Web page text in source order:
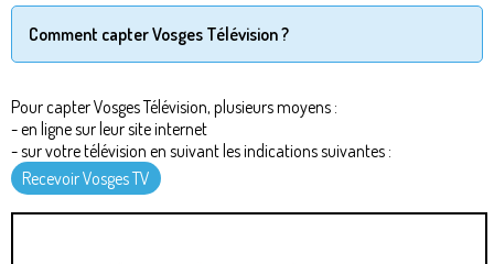
Comment capter Vosges Télévision ?
Pour capter Vosges Télévision, plusieurs moyens :
- en ligne sur leur site internet
- sur votre télévision en suivant les indications suivantes :
Recevoir Vosges TV